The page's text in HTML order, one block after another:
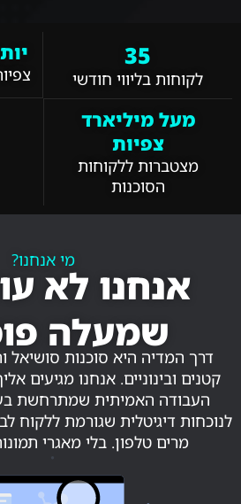
35
לקוחות בליווי חודשי
יותר
מעל מיליארד
צפיות
מצטברות ללקוחות
הסוכנות
מי אנחנו?
אנחנו לא
שמעלה
דרך המדיה היא סוכנות סושיאל
קטנים ובינוניים. אנחנו מגיעים
העבודה האמיתית שמתרחשת
לנוכחות דיגיטלית שגורמת ללקוח
מרים טלפון. בלי מאגרי